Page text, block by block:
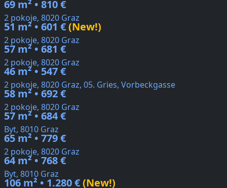
69 m² • 810 €
2 pokoje, 8020 Graz
51 m² • 601 €(New!)
2 pokoje, 8020 Graz
57 m² • 681 €
2 pokoje, 8020 Graz
46 m² • 547 €
2 pokoje, 8020 Graz, 05. Gries, Vorbeckgasse
58 m² • 692 €
2 pokoje, 8020 Graz
57 m² • 684 €
Byt, 8010 Graz
65 m² • 779 €
2 pokoje, 8020 Graz
64 m² • 768 €
Byt, 8010 Graz
106 m² • 1.280 €(New!)